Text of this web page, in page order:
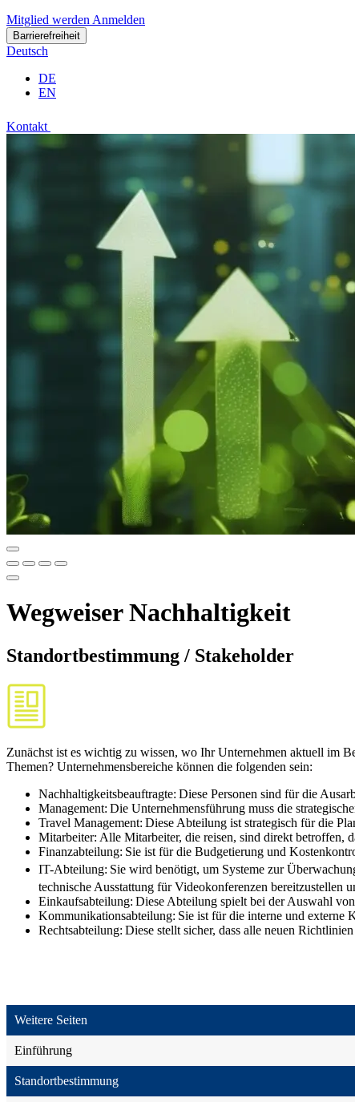
Mitglied werden Anmelden
Barrierefreiheit
Deutsch
DE
EN
Kontakt
Wegweiser Nachhaltigkeit
Standortbestimmung / Stakeholder
Zunächst ist es wichtig zu wissen, wo Ihr Unternehmen aktuell im
Themen? Unternehmensbereiche können die folgenden sein:
Nachhaltigkeitsbeauftragte: Diese Personen sind für die
Management: Die Unternehmensführung muss die
Travel Management: Diese Abteilung ist strategisch für die
Mitarbeiter: Alle Mitarbeiter, die reisen, sind direkt betroffen,
Finanzabteilung: Sie ist für die Budgetierung und
IT-Abteilung: Sie wird benötigt, um Systeme zur
technische Ausstattung für Videokonferenzen bereitzustellen
Einkaufsabteilung: Diese Abteilung spielt bei der Auswahl
Kommunikationsabteilung: Sie ist für die interne und
Rechtsabteilung: Diese stellt sicher, dass alle neuen
Weitere Seiten
Einführung
Standortbestimmung